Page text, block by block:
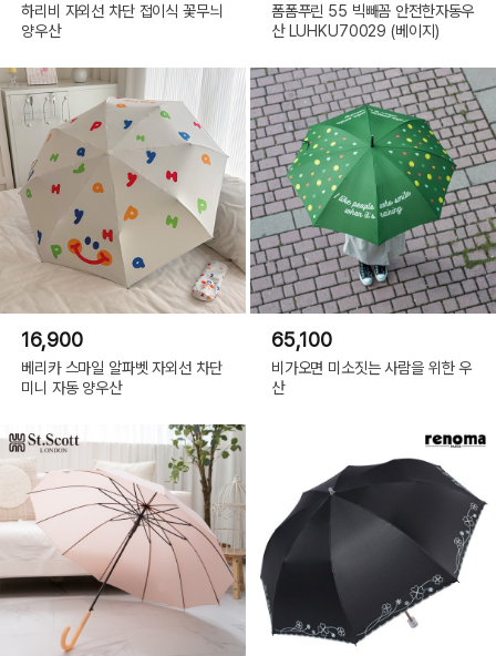
하리비 자외선 차단 접이식 꽃무늬
양우산
폼폼푸린 55 빅빼꼼 안전한자동우
산 LUHKU70029 (베이지)
16,900
베리카 스마일 알파벳 자외선 차단
미니 자동 양우산
65,100
비가오면 미소짓는 사람을 위한 우
산